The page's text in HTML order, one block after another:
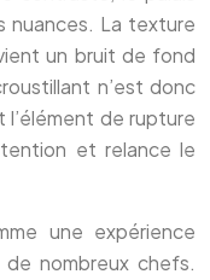
nuances. La texture
un bruit de fond
n’est donc
de rupture
et relance le
une expérience
nombreux chefs.